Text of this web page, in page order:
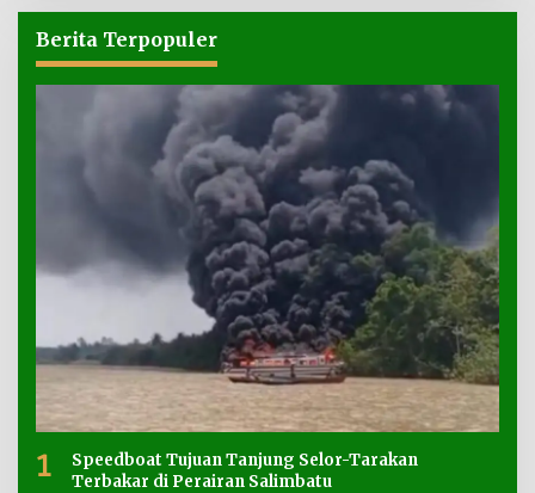
Berita Terpopuler
1
Speedboat Tujuan Tanjung Selor-Tarakan
Terbakar di Perairan Salimbatu